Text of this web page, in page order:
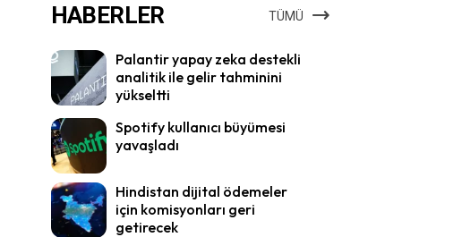
HABERLER TÜMÜ
Palantir yapay zeka destekli
analitik ile gelir tahminini
yükseltti
Spotify kullanıcı büyümesi
yavaşladı
Hindistan dijital ödemeler
için komisyonları geri
getirecek